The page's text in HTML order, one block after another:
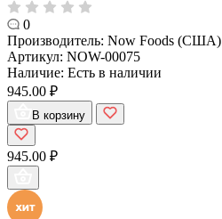
0
Производитель: Now Foods (США)
Артикул: NOW-00075
Наличие: Есть в наличии
945.00 ₽
В корзину
945.00 ₽